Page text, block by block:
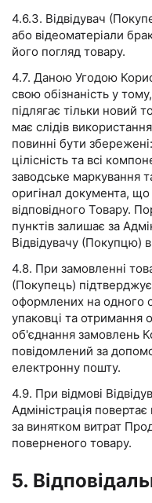
4.6.3. Відвідувач
або відеоматеріали
його погляд товару.
4.7. Даною Угодою
свою обізнаність у
підлягає тільки новий
має слідів
повинні бути
цілісність та всі
заводське маркування
оригінал документа,
відповідного Товару.
пунктів залишає за
Відвідувачу (Покупцю)
4.8. При замовленні
(Покупець)
оформлених на одного
упаковці та отримання
об'єднання замовлень
повідомлений за
електронну пошту.
4.9. При відмові
Адміністрація
за винятком витрат
поверненого товару.
5.